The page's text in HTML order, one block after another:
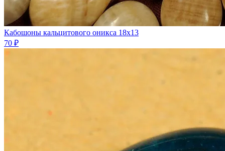
Кабошоны кальцитового оникса 18х13
70 ₽